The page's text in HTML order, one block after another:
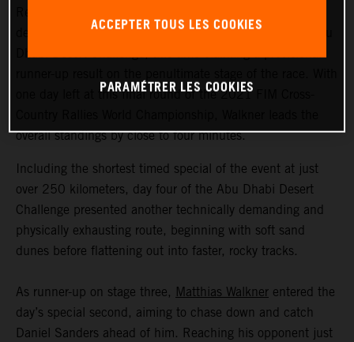
delivered another strong day in the sand at the 2021 Abu
Dhabi Desert Challenge, this time claiming a provisional
one day left at this final round of the 2021 FIM Cross-
overall standings by close to four minutes.
Including the shortest timed special of the event at just
over 250 kilometers, day four of the Abu Dhabi Desert
Challenge presented another technically demanding and
physically exhausting route, beginning with soft sand
dunes before flattening out into faster, rocky tracks.
As runner-up on stage three, Matthias Walkner entered the
day’s special second, aiming to chase down and catch
Daniel Sanders ahead of him. Reaching his opponent just
ACCEPTER TOUS LES COOKIES
PARAMÉTRER LES COOKIES